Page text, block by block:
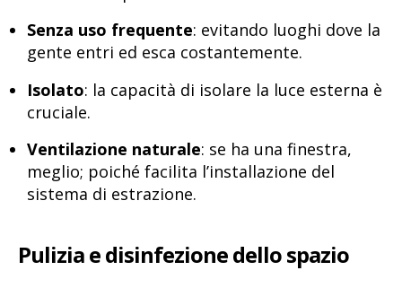
Senza uso frequente: evitando luoghi dove la
gente entri ed esca costantemente.
Isolato: la capacità di isolare la luce esterna è
cruciale.
Ventilazione naturale: se ha una finestra,
meglio; poiché facilita l’installazione del
sistema di estrazione.
Pulizia e disinfezione dello spazio